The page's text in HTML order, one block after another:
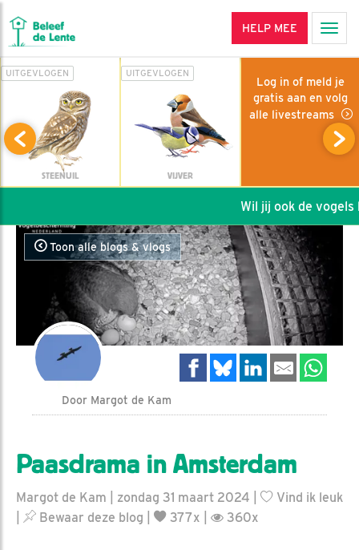
HELP MEE
UITGEVLOGEN
STEENUIL
UITGEVLOGEN
VIJVER
Log in of meld je
gratis aan en volg
alle livestreams
Wil jij ook de vogels
Toon alle blogs & vlogs
Door Margot de Kam
Paasdrama in Amsterdam
Margot de Kam | zondag 31 maart 2024 |
Vind ik leuk
Bewaar deze blog 377x | 360x